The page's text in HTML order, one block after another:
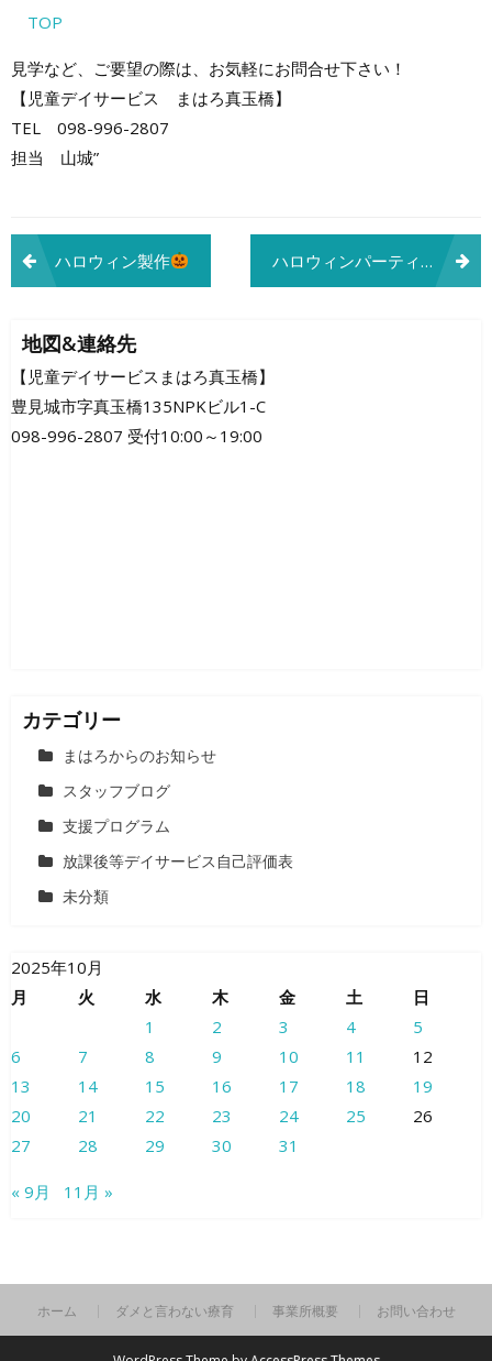
TOP
見学など、ご要望の際は、お気軽にお問合せ下さい！
【児童デイサービス まはろ真玉橋】
TEL 098-996-2807
担当 山城”
投
稿
ナ
ビ
ゲ
ハロウィン製作 ハロウィンパーティー！
地図&連絡先
【児童デイサービスまはろ真玉橋】
豊見城市字真玉橋135NPKビル1-C
098-996-2807 受付10:00～19:00
カテゴリー
まはろからのお知らせ
スタッフブログ
支援プログラム
放課後等デイサービス自己評価表
未分類
2025年10月
月
火 水 木 金 土
日
1
2 3 4
5
6
7 8 9 10 11
12
13
14 15 16 17 18
19
20
21 22 23 24 25
26
27
28 29 30 31
« 9月 11月 »
ホーム ダメと言わない療育 事業所概要 お問い合わせ